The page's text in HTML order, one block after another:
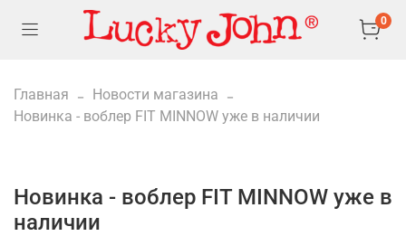
0
Главная
Новости магазина
Новинка - воблер FIT MINNOW уже в наличии
Новинка - воблер FIT MINNOW уже в
наличии